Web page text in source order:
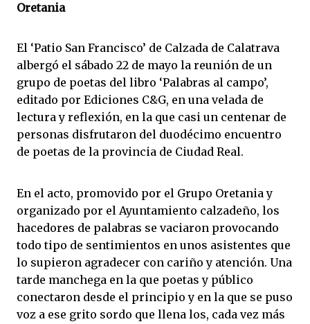
Oretania
El ‘Patio San Francisco’ de Calzada de Calatrava
albergó el sábado 22 de mayo la reunión de un
grupo de poetas del libro ‘Palabras al campo’,
editado por Ediciones C&G, en una velada de
lectura y reflexión, en la que casi un centenar de
personas disfrutaron del duodécimo encuentro
de poetas de la provincia de Ciudad Real.
En el acto, promovido por el Grupo Oretania y
organizado por el Ayuntamiento calzadeño, los
hacedores de palabras se vaciaron provocando
todo tipo de sentimientos en unos asistentes que
lo supieron agradecer con cariño y atención. Una
tarde manchega en la que poetas y público
conectaron desde el principio y en la que se puso
voz a ese grito sordo que llena los, cada vez más